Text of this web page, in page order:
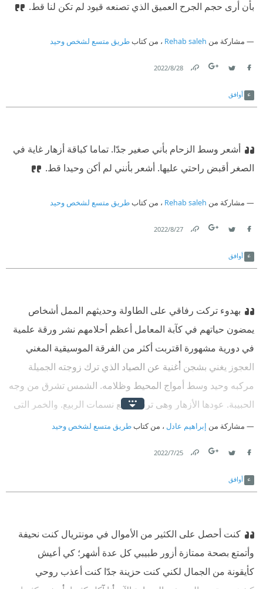
بأن أرى حجم الجرح العميق الذي تصنعه قيود لم تكن لنا قط.
مشاركة من Rehab saleh ، من كتابطريق متسع لشخص وحيد
28‏/8‏/2022
أوافق
أشعر وسط الزحام بأني صغير جدّا. تماما كباقة أزهار غاية في
الصغر أقبض راحتي عليها. أشعر بأنني لم أكن وحيدا قط.
مشاركة من Rehab saleh ، من كتابطريق متسع لشخص وحيد
27‏/8‏/2022
أوافق
بهدوء تركت رفاقي على الطاولة وحديثهم الممل أشخاص
يمضون حياتهم في كآبة المعامل أعظم أحلامهم نشر ورقة علمية
في دورية مشهورة اقتربت أكثر من الفرقة الموسيقية المغني
العجوز يغني بشجن أغنية عن الصياد الذي ترك زوجته الجميلة
مركبه وحيد وسط أمواج المحيط وظلامه. الشمس تشرق من وجه
الحبيبة. عودها الأزهار وهي ترقص مع نسمات الربيع. والخمر التي
تجعله محافظا على ابتسامته في الظلام هو وجهها تحت القمر.
ذراعه حولها فتتمايل وترتمي بين ذراعيه بخفة من أمضت عمرا
الصيحات وأصوات التصفيق محيية الزوجين العجوزين. فتمسك
العجوز طرف تنورتها وتطوح بها لأعلى فيتزايد الصياح. وقلبي ليس
سوى طفل صغير يرقص مع رقصتهما الجميلة.
مشاركة من إبراهيم عادل ، من كتابطريق متسع لشخص وحيد
25‏/7‏/2022
أوافق
كنت أحصل على الكثير من الأموال في مونتريال كنت نحيفة
وأتمتع بصحة ممتازة أزور طبيبي كل عدة أشهر؛ كي أعيش
كأيقونة من الجمال لكني كنت حزينة جدّا كنت أعذب روحي